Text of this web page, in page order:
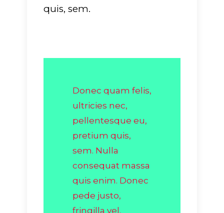
quis, sem.
Donec quam felis,
ultricies nec,
pellentesque eu,
pretium quis,
sem. Nulla
consequat massa
quis enim. Donec
pede justo,
fringilla vel.